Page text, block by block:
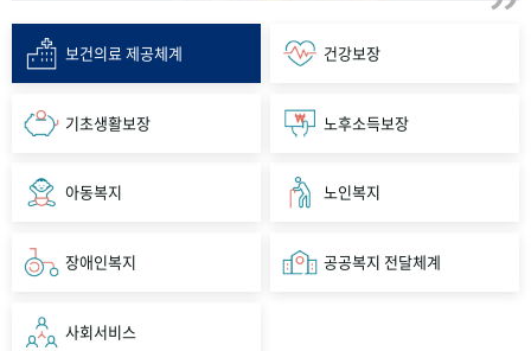
보건의료 제공체계 건강보장
기초생활보장 노후소득보장
아동복지 노인복지
장애인복지 공공복지 전달체계
사회서비스